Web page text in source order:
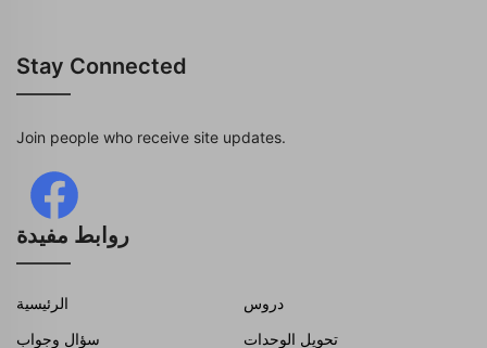
Stay Connected
Join people who receive site updates.
روابط مفيدة
الرئيسية
دروس
سؤال وجواب
تحويل الوحدات